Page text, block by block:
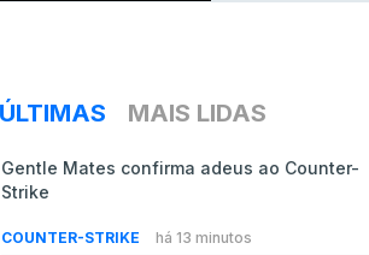
ÚLTIMAS MAIS LIDAS
Gentle Mates confirma adeus ao Counter-
Strike
COUNTER-STRIKE há 13 minutos